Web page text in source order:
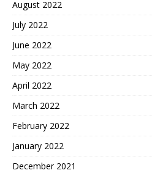
August 2022
July 2022
June 2022
May 2022
April 2022
March 2022
February 2022
January 2022
December 2021